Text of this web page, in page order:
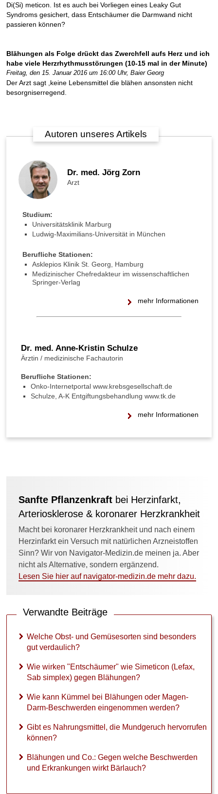
Di(Si) meticon. Ist es auch bei Vorliegen eines Leaky Gut
Syndroms gesichert, dass Entschäumer die Darmwand nicht
passieren können?
Blähungen als Folge drückt das Zwerchfell aufs Herz und ich
habe viele Herzrhythmusstörungen (10-15 mal in der Minute)
Freitag, den 15. Januar 2016 um 16:00 Uhr, Baier Georg
Der Arzt sagt ,keine Lebensmittel die blähen ansonsten nicht
besorgniserregend.
Autoren unseres Artikels
Dr. med. Jörg Zorn
Arzt
Studium:
Universitätsklinik Marburg
Ludwig-Maximilians-Universität in München
Berufliche Stationen:
Asklepios Klinik St. Georg, Hamburg
Medizinischer Chefredakteur im wissenschaftlichen
Springer-Verlag
mehr Informationen
Dr. med. Anne-Kristin Schulze
Ärztin / medizinische Fachautorin
Berufliche Stationen:
Onko-Internetportal www.krebsgesellschaft.de
Schulze, A-K Entgif­tungs­be­hand­lung www.tk.de
mehr Informationen
Sanfte Pflanzenkraft bei Herzinfarkt,
Arteriosklerose & koronarer Herzkrankheit
Macht bei koronarer Herzkrankheit und nach einem
Herzinfarkt ein Versuch mit natürlichen Arzneistoffen
Sinn? Wir von Navigator-Medizin.de meinen ja. Aber
nicht als Alternative, sondern ergänzend.
Lesen Sie hier auf navigator-medizin.de mehr dazu.
Verwandte Beiträge
Welche Obst- und Gemüsesorten sind besonders
gut verdaulich?
Wie wirken "Entschäumer" wie Simeticon (Lefax,
Sab simplex) gegen Blähungen?
Wie kann Kümmel bei Blähungen oder Magen-
Darm-Beschwerden eingenommen werden?
Gibt es Nahrungsmittel, die Mundgeruch hervorrufen
können?
Blähungen und Co.: Gegen welche Beschwerden
und Erkrankungen wirkt Bärlauch?
►
Diagnostik
Laborwerte
►
Therapieverfahren
Medikamente
Gesundheitsthemen